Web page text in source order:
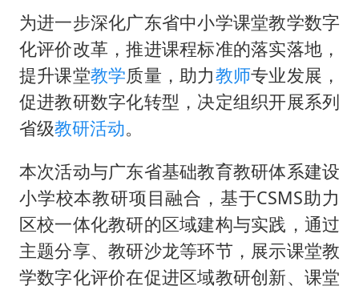
立秋的仪式感
朱雨玲晋级WTT横滨冠军赛女单八强
“中国蔬菜之乡”最高温达41.8℃
东方之约 相约未来
为进一步深化广东省中小学课堂教学数字
化评价改革，推进课程标准的落实落地，
提升课堂教学质量，助力教师专业发展，
促进教研数字化转型，决定组织开展系列
省级教研活动。
本次活动与广东省基础教育教研体系建设
小学校本教研项目融合，基于CSMS助力
区校一体化教研的区域建构与实践，通过
主题分享、教研沙龙等环节，展示课堂教
学数字化评价在促进区域教研创新、课堂